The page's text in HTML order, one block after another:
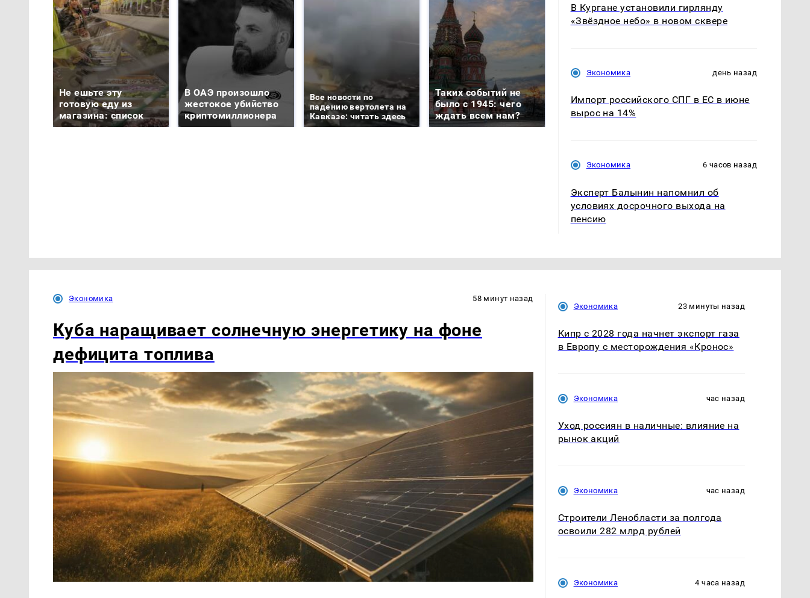
Не ешьте эту
готовую еду из
магазина: список
В ОАЭ произошло
жестокое убийство
криптомиллионера
Все новости по
падению вертолета на
Кавказе: читать здесь
Таких событий не
было с 1945: чего
ждать всем нам?
В магазинах России
ажиотаж из-за этого
продукта: что купить?
машину напали и
В Кургане установили гирлянду
«Звёздное небо» в новом сквере
Экономика день назад
Импорт российского СПГ в ЕС в июне
вырос на 14%
Экономика 6 часов назад
Эксперт Балынин напомнил об
условиях досрочного выхода на
пенсию
Экономика 58 минут назад
Куба наращивает солнечную энергетику на фоне
дефицита топлива
Экономика 23 минуты назад
Кипр с 2028 года начнет экспорт газа
в Европу с месторождения «Кронос»
Экономика час назад
Уход россиян в наличные: влияние на
рынок акций
Экономика час назад
Строители Ленобласти за полгода
освоили 282 млрд рублей
Экономика 4 часа назад